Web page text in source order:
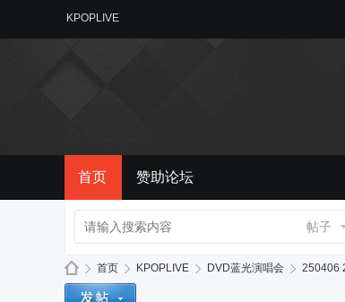
KPOPLIVE
首页 赞助论坛
帖子
首页 KPOPLIVE DVD蓝光演唱会 250406